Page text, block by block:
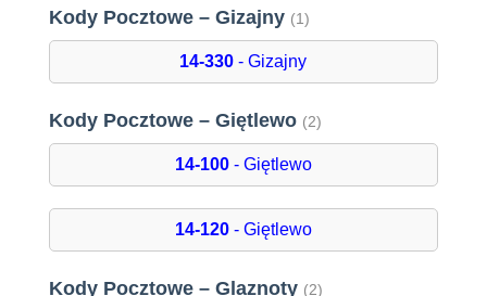
Kody Pocztowe – Gizajny (1)
14-330 - Gizajny
Kody Pocztowe – Giętlewo (2)
14-100- Giętlewo
14-120- Giętlewo
Kody Pocztowe – Glaznoty (2)